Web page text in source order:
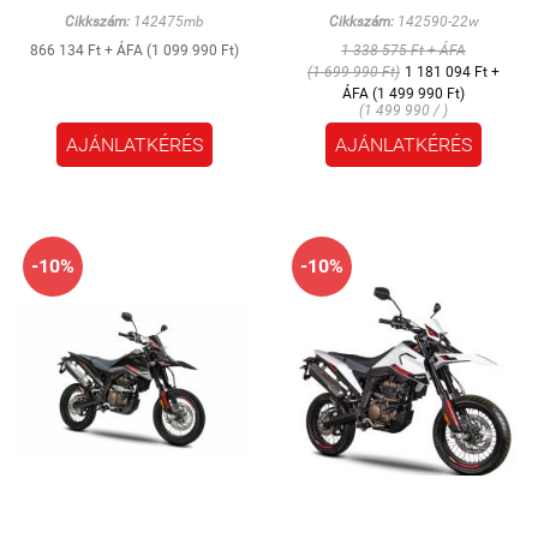
Cikkszám: 142475mb
866 134 Ft + ÁFA (1 099 990 Ft)
AJÁNLATKÉRÉS
Cikkszám:142590-22w
1 338 575 Ft + ÁFA
(1 699 990 Ft) 1 181 094 Ft +
ÁFA (1 499 990 Ft)
(1 499 990 / )
AJÁNLATKÉRÉS
-10% -10%